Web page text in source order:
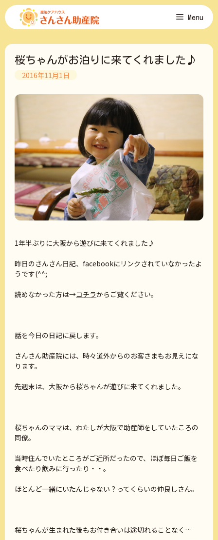
コ
ン
ツ
Menu
桜ちゃんがお泊りに来てくれました♪
2016年11月1日
1年半ぶりに大阪から遊びに来てくれました♪
昨日のさんさん日記、facebookにリンクされていなかったよ
うです(^^;
読めなかった方は→コチラからご覧ください。
話を今日の日記に戻します。
さんさん助産院には、時々道外からのお客さまもお見えにな
ります。
先週末は、大阪から桜ちゃんが遊びに来てくれました。
桜ちゃんのママは、わたしが大阪で助産師をしていたころの
同僚。
当時住んでいたところがご近所だったので、ほぼ毎日ご飯を
食べたり飲みに行ったり・・。
ほとんど一緒にいたんじゃない？ってくらいの仲良しさん。
桜ちゃんが生まれた後もお付き合いは途切れることなく…